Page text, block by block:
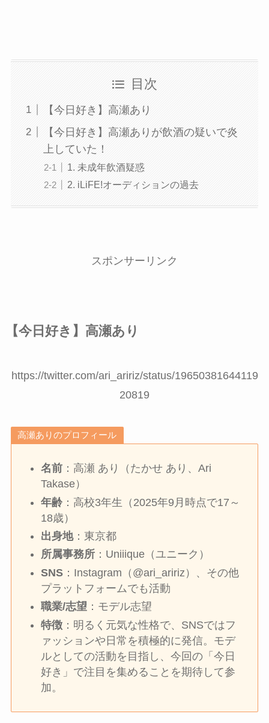
目次
【今日好き】高瀬あり
【今日好き】高瀬ありが飲酒の疑いで炎
上していた！
1. 未成年飲酒疑惑
2. iLiFE!オーディションの過去
スポンサーリンク
【今日好き】高瀬あり
https://twitter.com/ari_aririz/status/19650381644119
20819
高瀬ありのプロフィール
名前 ：高瀬 あり（たかせ あり、Ari
Takase）
年齢 ：高校3年生（2025年9月時点で17～
18歳）
出身地：東京都
所属事務所 ：Uniiique（ユニーク）
SNS ：Instagram（@ari_aririz）、その他
プラットフォームでも活動
職業/志望 ：モデル志望
特徴 ：明るく元気な性格で、SNSではフ
ァッションや日常を積極的に発信。モデ
ルとしての活動を目指し、今回の「今日
好き」で注目を集めることを期待して参
加。